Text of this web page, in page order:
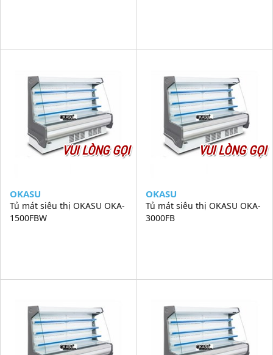
VUI LÒNG GỌI
OKASU
Tủ mát siêu thị OKASU OKA-
1500FBW
VUI LÒNG GỌI
OKASU
Tủ mát siêu thị OKASU OKA-
3000FB